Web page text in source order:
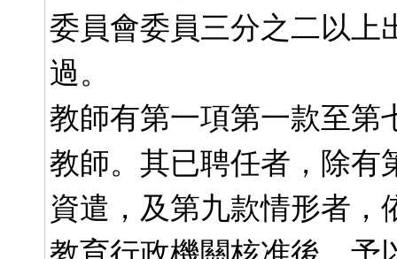
委員會委員三分之二以上
過。
教師有第一項第一款至第
教師。其已聘任者，除有
資遣，及第九款情形者，